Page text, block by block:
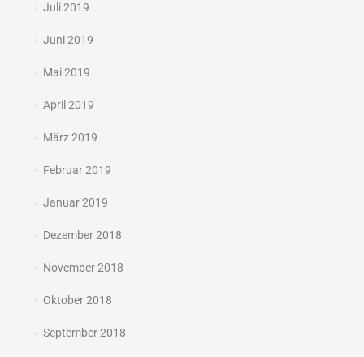
Juli 2019
Juni 2019
Mai 2019
April 2019
März 2019
Februar 2019
Januar 2019
Dezember 2018
November 2018
Oktober 2018
September 2018